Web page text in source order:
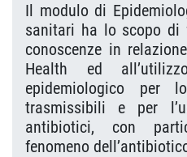
Il modulo di
sanitari ha lo scopo di
conoscenze in
Health ed
epidemiologico per
trasmissibili e per
antibiotici, con
fenomeno